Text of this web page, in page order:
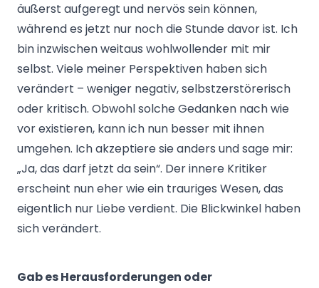
äußerst aufgeregt und nervös sein können,
während es jetzt nur noch die Stunde davor ist. Ich
bin inzwischen weitaus wohlwollender mit mir
selbst. Viele meiner Perspektiven haben sich
verändert – weniger negativ, selbstzerstörerisch
oder kritisch. Obwohl solche Gedanken nach wie
vor existieren, kann ich nun besser mit ihnen
umgehen. Ich akzeptiere sie anders und sage mir:
„Ja, das darf jetzt da sein“. Der innere Kritiker
erscheint nun eher wie ein trauriges Wesen, das
eigentlich nur Liebe verdient. Die Blickwinkel haben
sich verändert.
Gab es Herausforderungen oder